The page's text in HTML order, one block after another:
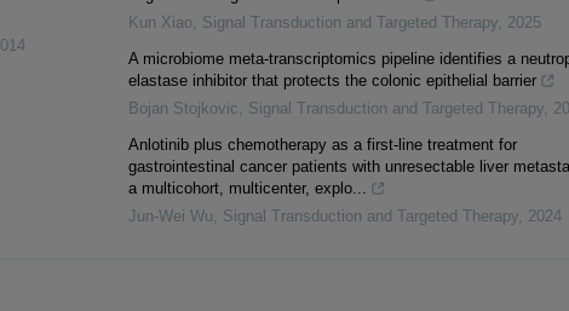
Kun Xiao, Signal Transduction and Targeted Therapy, 2025
A microbiome meta-transcriptomics pipeline identifies a
elastase inhibitor that protects the colonic epithelial barrier
Bojan Stojkovic, Signal Transduction and Targeted Therapy,
Anlotinib plus chemotherapy as a first-line treatment for
gastrointestinal cancer patients with unresectable liver
a multicohort, multicenter, explo...
Jun-Wei Wu, Signal Transduction and Targeted Therapy, 2024